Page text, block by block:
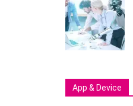
App & Device